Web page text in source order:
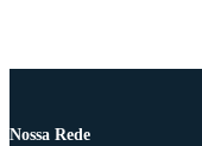
Nossa Rede